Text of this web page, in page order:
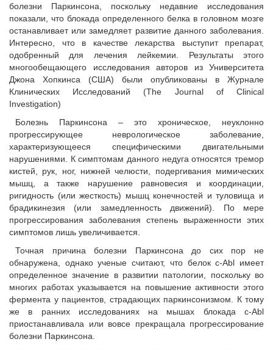
болезни Паркинсона, поскольку недавние исследования
показали, что блокада определенного белка в головном мозге
останавливает или замедляет развитие данного заболевания.
Интересно, что в качестве лекарства выступит препарат,
одобренный для лечения лейкемии. Результаты этого
многообещающего исследования авторов из Университета
Джона Хопкинса (США) были опубликованы в Журнале
Клинических Исследований (The Journal of Clinical
Investigation)
Болезнь Паркинсона – это хроническое, неуклонно
прогрессирующее неврологическое заболевание,
характеризующееся специфическими двигательными
нарушениями. К симптомам данного недуга относятся тремор
кистей, рук, ног, нижней челюсти, подергивания мимических
мышц, а также нарушение равновесия и координации,
ригидность (или жесткость) мышц конечностей и туловища и
брадикинезия (или замедленность движений). По мере
прогрессирования заболевания степень выраженности этих
симптомов лишь увеличивается.
Точная причина болезни Паркинсона до сих пор не
обнаружена, однако ученые считают, что белок c-Abl имеет
определенное значение в развитии патологии, поскольку во
многих работах указывается на повышение активности этого
фермента у пациентов, страдающих паркинсонизмом. К тому
же в ранних исследованиях на мышах блокада c-Abl
приостанавливала или вовсе прекращала прогрессирование
болезни Паркинсона.